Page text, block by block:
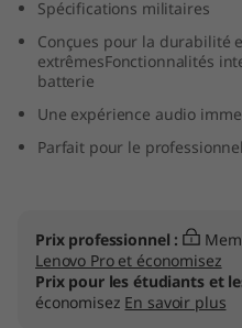
e
Spécifications militaires
Conçues pour la durabilité
extrêmesFonctionnalités
batterie
Une expérience audio
Parfait pour le
Prix professionnel :
Lenovo Pro et économisez
Prix pour les étudiants et
économisez En savoir plus